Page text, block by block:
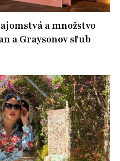
a množstvo
a Graysonov sľub